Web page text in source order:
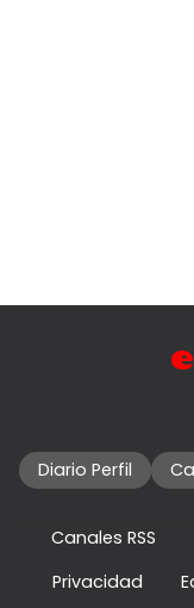
Diario Perfil
Canales RSS
Privacidad